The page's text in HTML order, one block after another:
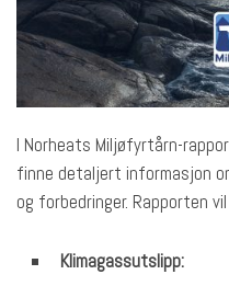
I Norheats Miljøfyrtårn-
finne detaljert informasjon
og forbedringer. Rapporten
Klimagassutslipp: